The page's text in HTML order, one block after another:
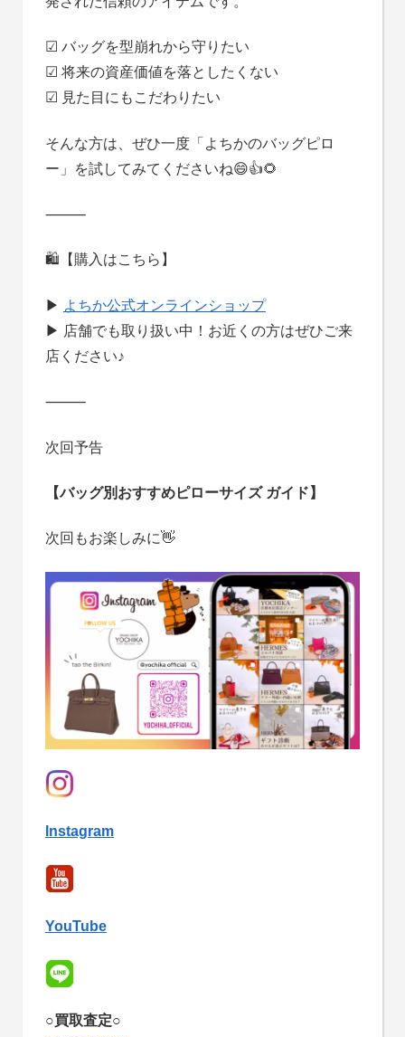
☑ バッグを型崩れから守りたい
☑ 将来の資産価値を落としたくない
☑ 見た目にもこだわりたい
そんな方は、ぜひ一度「よちかのバッグピロ
ー」を試してみてくださいね😄👍🌻
⸻
🛍【購入はこちら】
▶ よちか公式オンラインショップ
▶ 店舗でも取り扱い中！お近くの方はぜひご来
店ください♪
⸻
次回予告
【バッグ別おすすめピローサイズ ガイド】
次回もお楽しみに👋
Instagram
YouTube
○買取査定○